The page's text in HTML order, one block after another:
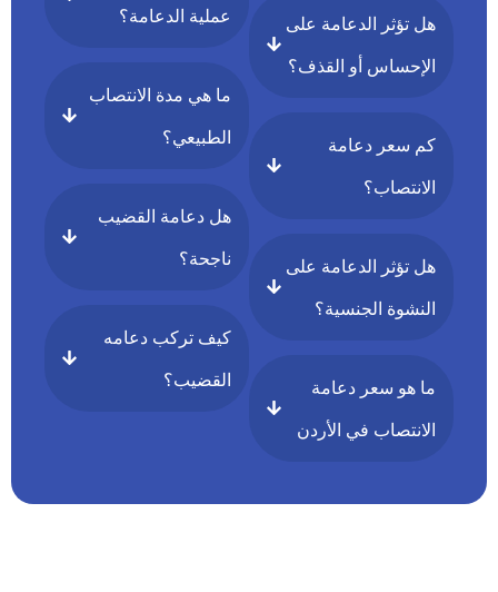
هل تؤثر الدعامة على
الإحساس أو القذف؟
كم سعر دعامة
الانتصاب؟
هل تؤثر الدعامة على
النشوة الجنسية؟
ما هو سعر دعامة
الانتصاب في الأردن
عملية الدعامة؟
ما هي مدة الانتصاب
الطبيعي؟
هل دعامة القضيب
ناجحة؟
كيف تركب دعامه
القضيب؟